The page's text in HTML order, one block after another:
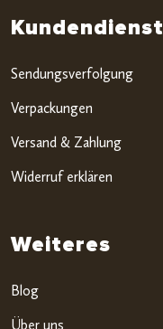
Kundendienst
Sendungsverfolgung
Verpackungen
Versand & Zahlung
Widerruf erklären
Weiteres
Blog
Über uns